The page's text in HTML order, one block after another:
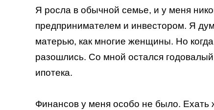
Я росла в обычной семье, и у меня
предпринимателем и инвестором. Я
матерью, как многие женщины. Но
разошлись. Со мной остался
ипотека.
Финансов у меня особо не было. Ехать